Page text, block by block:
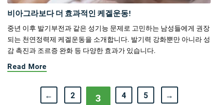
비아그라보다 더 효과적인 케겔운동!
중년 이후 발기부전과 같은 성기능 문제로 고민하는 남성들에게 권장
되는 천연정력제 케겔운동을 소개합니다. 발기력 강화뿐만 아니라 성
감 촉진과 조르증 완화 등 다양한 효과가 있습니다.
Read More
← 2 3 4 5 →